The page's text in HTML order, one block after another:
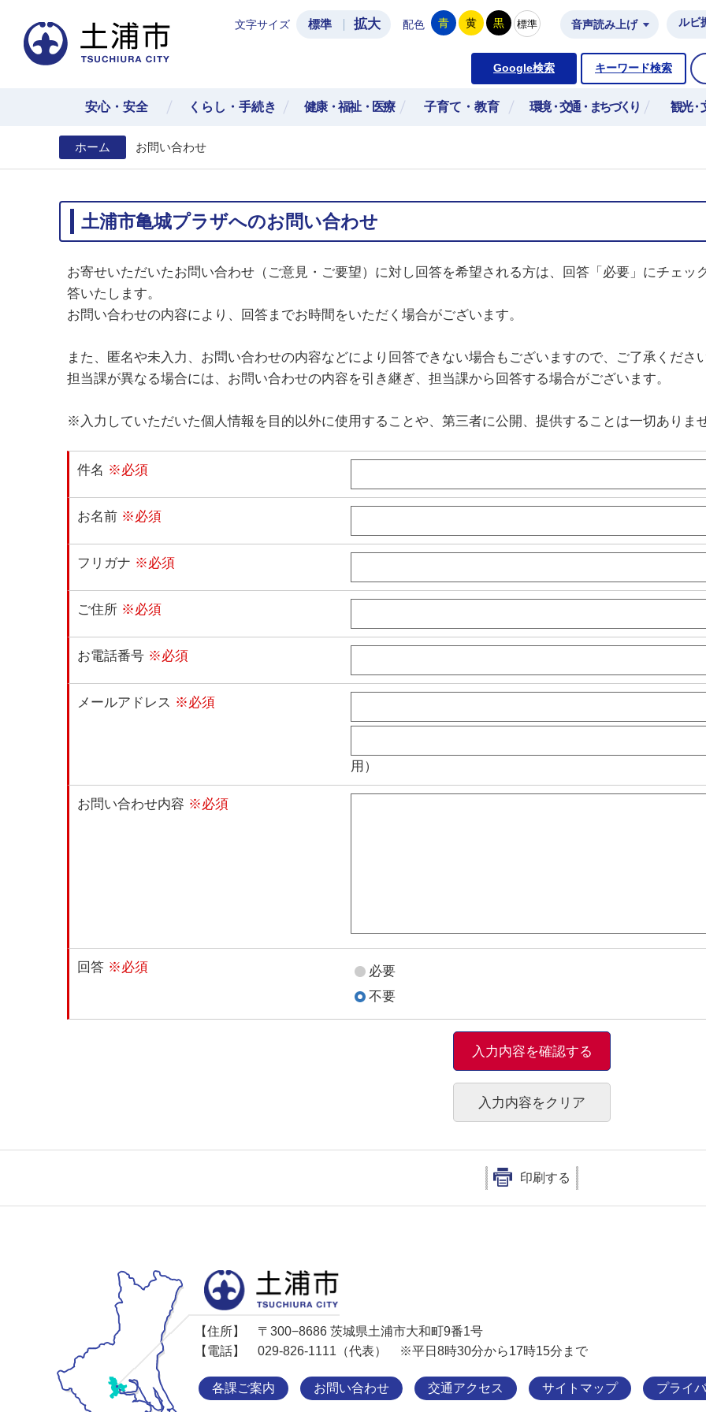
土浦市公式ホームページ
文字サイズ 標準 拡大 配色 青 黄 黒 標準 音声読み上げ ルビ
Google検索 キーワード検索
安心・安全 くらし・手続き 健康・福祉・医療 子育て・教育 環境・交通・まちづくり 観光・
ホーム お問い合わせ
土浦市亀城プラザへのお問い合わせ
お寄せいただいたお問い合わせ（ご意見・ご要望）に対し回答を希望される方は、回答「必要」にチェ
答いたします。
お問い合わせの内容により、回答までお時間をいただく場合がございます。
また、匿名や未入力、お問い合わせの内容などにより回答できない場合もございますので、ご了承くださ
担当課が異なる場合には、お問い合わせの内容を引き継ぎ、担当課から回答する場合がございます。
※入力していただいた個人情報を目的以外に使用することや、第三者に公開、提供することは一切ありま
件名 ※必須
お名前 ※必須
フリガナ ※必須
ご住所 ※必須
お電話番号 ※必須
メールアドレス ※必須
用）
お問い合わせ内容 ※必須
回答 ※必須
必要
不要
印刷する
【住所】
〒300−8686 茨城県土浦市大和町9番1号
【電話】
029-826-1111（代表） ※平日8時30分から17時15分まで
各課ご案内 お問い合わせ 交通アクセス サイトマップ プライ